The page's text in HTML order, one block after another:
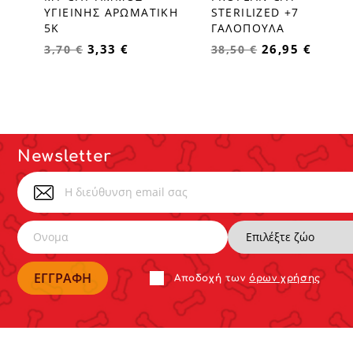
ΥΓΙΕΙΝΗΣ ΑΡΩΜΑΤΙΚΗ
5Κ
3,70 € 3,33 €
STERILIZED +7
ΓΑΛΟΠΟΥΛΑ
38,50 € 26,95 €
Newsletter
Αποδoχή τωνόρων χρήσης